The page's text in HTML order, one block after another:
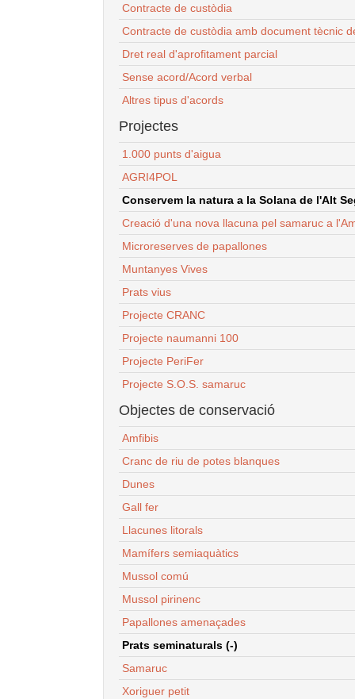
Contracte de custòdia
Contracte de custòdia amb document tècnic
Dret real d'aprofitament parcial
Sense acord/Acord verbal
Altres tipus d'acords
Projectes
1.000 punts d'aigua
AGRI4POL
Conservem la natura a la Solana de l'Alt
Creació d'una nova llacuna pel samaruc a
Microreserves de papallones
Muntanyes Vives
Prats vius
Projecte CRANC
Projecte naumanni 100
Projecte PeriFer
Projecte S.O.S. samaruc
Objectes de conservació
Amfibis
Cranc de riu de potes blanques
Dunes
Gall fer
Llacunes litorals
Mamífers semiaquàtics
Mussol comú
Mussol pirinenc
Papallones amenaçades
Prats seminaturals (-)
Samaruc
Xoriguer petit